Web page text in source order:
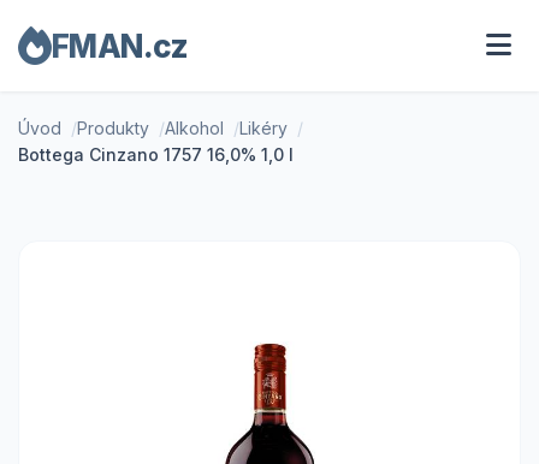
FMAN.cz
Úvod Produkty Alkohol
Likéry
Bottega Cinzano 1757 16,0% 1,0 l